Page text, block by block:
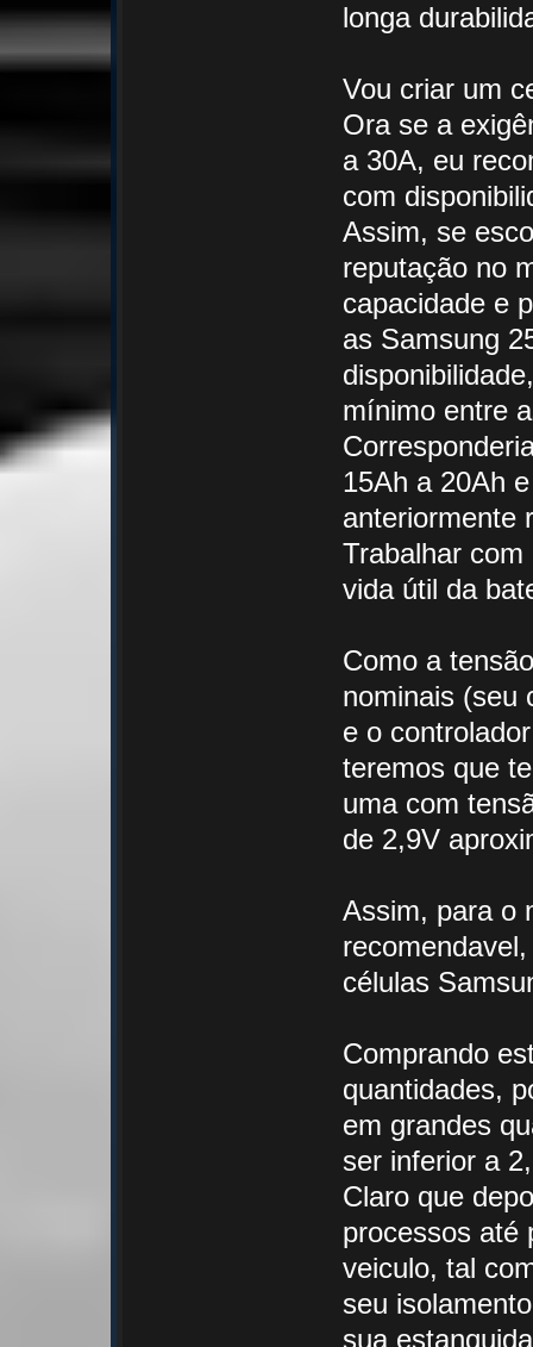
longa
Vou criar um
Ora se a
a 30A, eu
com
Assim, se
reputação no
capacidade e
as Samsung
mínimo entre
15Ah a 20Ah
anteriormente
Trabalhar com
vida útil da
Como a
nominais (seu
e o
teremos que
uma com
de 2,9V
Assim, para o
células
Comprando
quantidades,
em grandes
ser inferior a
Claro que
processos até
veiculo, tal
seu
sua